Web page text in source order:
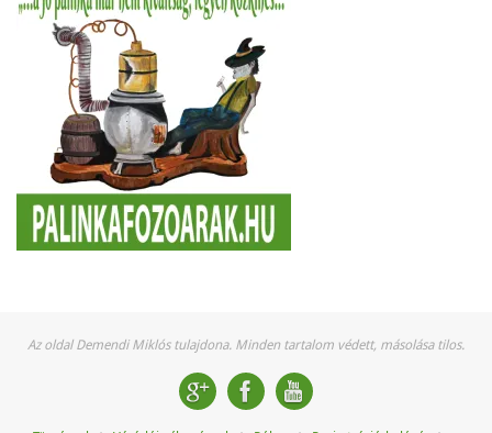
Az oldal Demendi Miklós tulajdona. Minden tartalom védett, másolása tilos.